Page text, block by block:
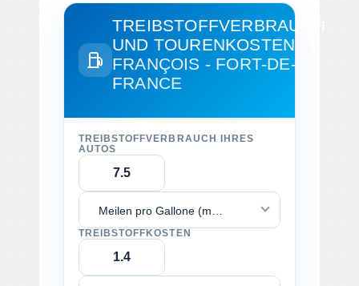
TREIBSTOFFVERBRAUCH
UND TOURENKOSTEN
FRANÇOIS - FORT-DE-
FRANCE
TREIBSTOFFVERBRAUCH IHRES
AUTOS
TREIBSTOFFKOSTEN